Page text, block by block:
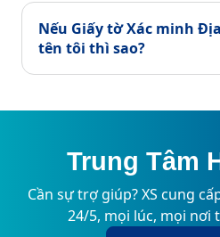
Nếu Giấy tờ Xác minh
tên tôi thì sao?
Trung Tâm
Cần sự trợ giúp? XS cung
24/5, mọi lúc, mọi nơi